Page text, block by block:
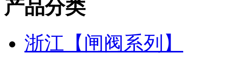
产品分类
浙江【闸阀系列】